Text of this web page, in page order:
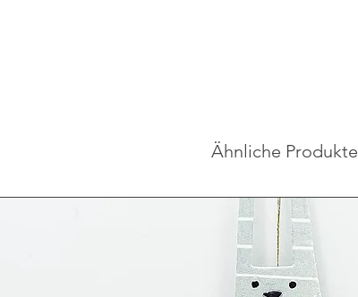
Ähnliche Produkte